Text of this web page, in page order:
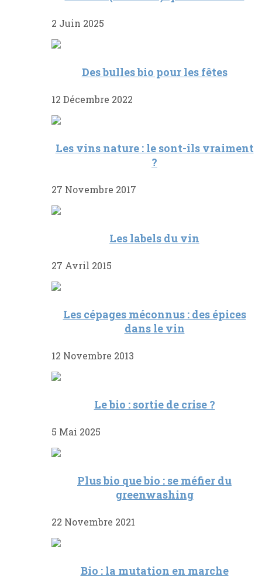
2 Juin 2025
Des bulles bio pour les fêtes
12 Décembre 2022
Les vins nature : le sont-ils vraiment
?
27 Novembre 2017
Les labels du vin
27 Avril 2015
Les cépages méconnus : des épices
dans le vin
12 Novembre 2013
Le bio : sortie de crise ?
5 Mai 2025
Plus bio que bio : se méfier du
greenwashing
22 Novembre 2021
Bio : la mutation en marche